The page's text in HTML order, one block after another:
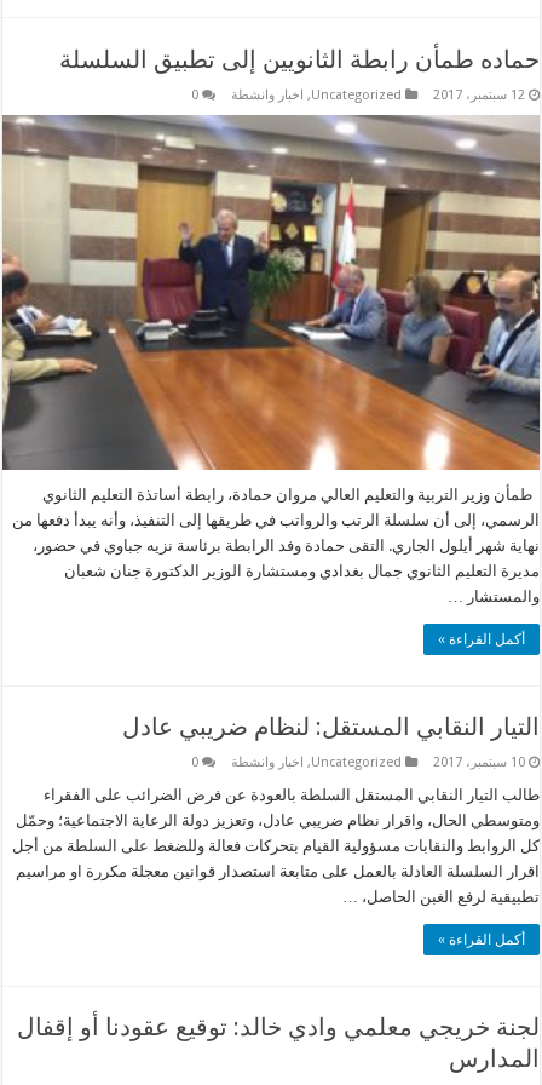
حماده طمأن رابطة الثانويين إلى تطبيق السلسلة
12 سبتمبر، 2017 Uncategorized
, اخبار وانشطة 0
طمأن وزير التربية والتعليم العالي مروان حمادة، رابطة أساتذة التعليم الثانوي
الرسمي، إلى أن سلسلة الرتب والرواتب في طريقها إلى التنفيذ، وأنه يبدأ دفعها من
نهاية شهر أيلول الجاري. التقى حمادة وفد الرابطة برئاسة نزيه جباوي في حضور،
مديرة التعليم الثانوي جمال بغدادي ومستشارة الوزير الدكتورة جنان شعبان
والمستشار …
أكمل القراءة »
التيار النقابي المستقل: لنظام ضريبي عادل
10 سبتمبر، 2017 Uncategorized
, اخبار وانشطة 0
طالب التيار النقابي المستقل السلطة بالعودة عن فرض الضرائب على الفقراء
ومتوسطي الحال، واقرار نظام ضريبي عادل، وتعزيز دولة الرعاية الاجتماعية؛ وحمّل
كل الروابط والنقابات مسؤولية القيام بتحركات فعالة وللضغط على السلطة من أجل
اقرار السلسلة العادلة بالعمل على متابعة استصدار قوانين معجلة مكررة او مراسيم
تطبيقية لرفع الغبن الحاصل، …
أكمل القراءة »
لجنة خريجي معلمي وادي خالد: توقيع عقودنا أو إقفال
المدارس